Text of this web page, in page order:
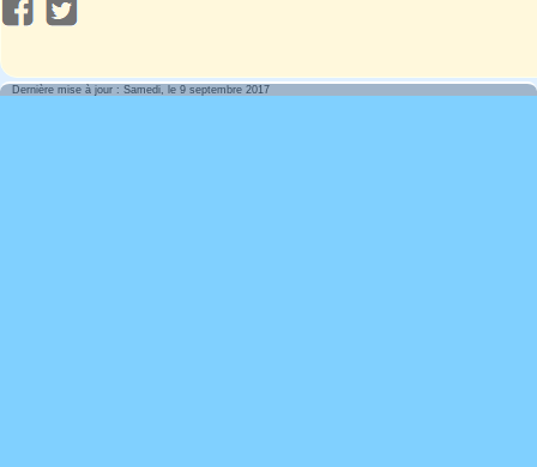
Dernière mise à jour : Samedi, le 9 septembre 2017